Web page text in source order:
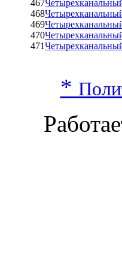
467
468
469
470
471
*